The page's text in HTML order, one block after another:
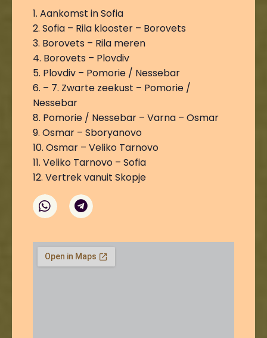
1. Aankomst in Sofia
2. Sofia – Rila klooster – Borovets
3. Borovets – Rila meren
4. Borovets – Plovdiv
5. Plovdiv – Pomorie / Nessebar
6. – 7. Zwarte zeekust – Pomorie /
Nessebar
8. Pomorie / Nessebar – Varna – Osmar
9. Osmar – Sboryanovo
10. Osmar – Veliko Tarnovo
11. Veliko Tarnovo – Sofia
12. Vertrek vanuit Skopje